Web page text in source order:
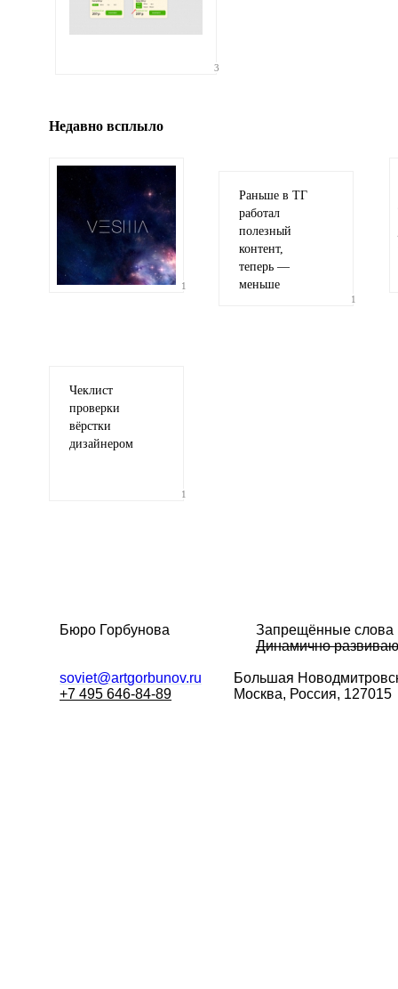
гиф или джипег шириной не более 700 пикселей
3
Недавно всплыло
1
Раньше в ТГ
работал
полезный
контент,
теперь —
меньше
1
Чеклист
проверки
вёрстки
дизайнером
1
Бюро Горбунова
Запрещённые слова
Динамично
soviet@artgorbunov.ru
+7 495 646-84-89
Большая
Москва, Россия, 127015